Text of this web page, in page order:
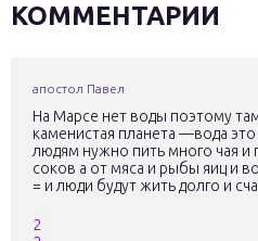
КОММЕНТАРИИ
апостол Павел
На Марсе нет воды поэтому
каменистая планета —вода
людям нужно пить много чая
соков а от мяса и рыбы яиц и
= и люди будут жить долго и
2